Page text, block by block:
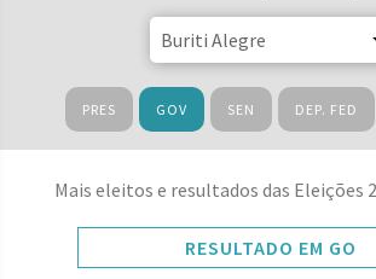
PRES GOV SEN DEP. FED
Mais eleitos e resultados das Eleições
RESULTADO EM GO